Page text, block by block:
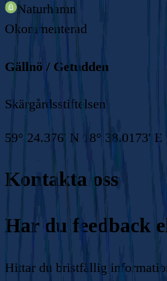
Naturhamn
Okommenterad
Gällnö / Getudden
Skärgårdsstiftelsen
59° 24.376' N 18° 38.0173' E
Kontakta oss
Har du feedback
Hittar du bristfällig